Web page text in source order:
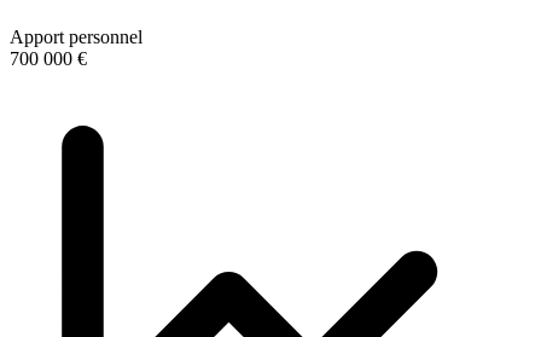
Apport personnel
700 000 €